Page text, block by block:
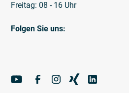
Freitag: 08 - 16 Uhr
Folgen Sie uns: